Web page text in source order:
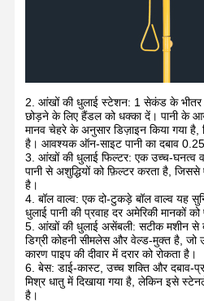
2. आंखों की धुलाई स्टेशन: 1 सेकंड के भीतर
छोड़ने के लिए हैंडल को धक्का दें। पानी के
मानव चेहरे के अनुसार डिज़ाइन किया गया
है। आवश्यक ऑन-साइट पानी का दबाव 0.25-
3. आंखों की धुलाई फिल्टर: एक उच्च-घनत्व
पानी से अशुद्धियों को फ़िल्टर करता है,
है।
4. बॉल वाल्व: एक दो-टुकड़े बॉल वाल्व यह
धुलाई पानी की प्रवाह दर अमेरिकी मानकों
5. आंखों की धुलाई असेंबली: सटीक मशीन से
डिग्री कोहनी सीमलेस और वेल्ड-मुक्त है, जो
कारण पाइप की दीवार में दरार को रोकता है।
6. बेस: डाई-कास्ट, उच्च शक्ति और दबाव-
मिश्र धातु में दिखाया गया है, लेकिन इसे
है।